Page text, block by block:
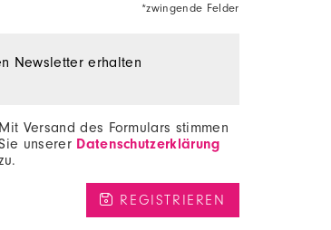
*zwingende Felder
Newsletter erhalten
Mit Versand des Formulars stimmen
unserer Datenschutzerklärung